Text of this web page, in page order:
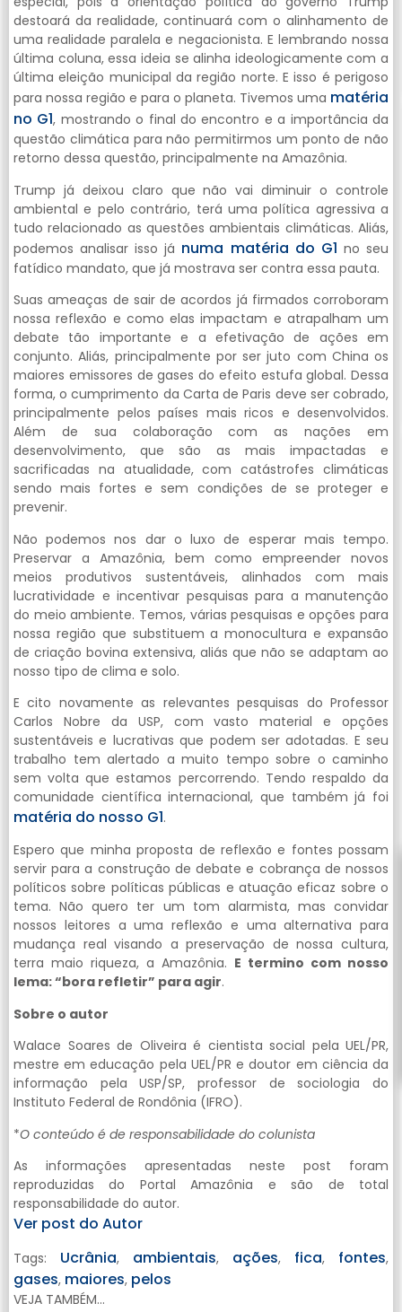
destoará da realidade, continuará com o alinhamento de
uma realidade paralela e negacionista. E lembrando nossa
última coluna, essa ideia se alinha ideologicamente com a
última eleição municipal da região norte. E isso é perigoso
para nossa região e para o planeta. Tivemos uma matéria
no G1, mostrando o final do encontro e a importância da
questão climática para não permitirmos um ponto de não
retorno dessa questão, principalmente na Amazônia.
Trump já deixou claro que não vai diminuir o controle
ambiental e pelo contrário, terá uma política agressiva a
tudo relacionado as questões ambientais climáticas. Aliás,
podemos analisar isso já numa matéria do G1 no seu
fatídico mandato, que já mostrava ser contra essa pauta.
Suas ameaças de sair de acordos já firmados corroboram
nossa reflexão e como elas impactam e atrapalham um
debate tão importante e a efetivação de ações em
conjunto. Aliás, principalmente por ser juto com China os
maiores emissores de gases do efeito estufa global. Dessa
forma, o cumprimento da Carta de Paris deve ser cobrado,
principalmente pelos países mais ricos e desenvolvidos.
Além de sua colaboração com as nações em
desenvolvimento, que são as mais impactadas e
sacrificadas na atualidade, com catástrofes climáticas
sendo mais fortes e sem condições de se proteger e
prevenir.
Não podemos nos dar o luxo de esperar mais tempo.
Preservar a Amazônia, bem como empreender novos
meios produtivos sustentáveis, alinhados com mais
lucratividade e incentivar pesquisas para a manutenção
do meio ambiente. Temos, várias pesquisas e opções para
nossa região que substituem a monocultura e expansão
de criação bovina extensiva, aliás que não se adaptam ao
nosso tipo de clima e solo.
E cito novamente as relevantes pesquisas do Professor
Carlos Nobre da USP, com vasto material e opções
sustentáveis e lucrativas que podem ser adotadas. E seu
trabalho tem alertado a muito tempo sobre o caminho
sem volta que estamos percorrendo. Tendo respaldo da
comunidade científica internacional, que também já foi
matéria do nosso G1.
Espero que minha proposta de reflexão e fontes possam
servir para a construção de debate e cobrança de nossos
políticos sobre políticas públicas e atuação eficaz sobre o
tema. Não quero ter um tom alarmista, mas convidar
nossos leitores a uma reflexão e uma alternativa para
mudança real visando a preservação de nossa cultura,
terra maio riqueza, a Amazônia. E termino com nosso
lema: “bora refletir” para agir.
Sobre o autor
Walace Soares de Oliveira é cientista social pela UEL/PR,
mestre em educação pela UEL/PR e doutor em ciência da
informação pela USP/SP, professor de sociologia do
Instituto Federal de Rondônia (IFRO).
*O conteúdo é de responsabilidade do colunista
As informações apresentadas neste post foram
reproduzidas do Portal Amazônia e são de total
responsabilidade do autor.
Ver post do Autor
Tags: Ucrânia, ambientais, ações, fica, fontes,
gases, maiores, pelos
VEJA TAMBÉM...